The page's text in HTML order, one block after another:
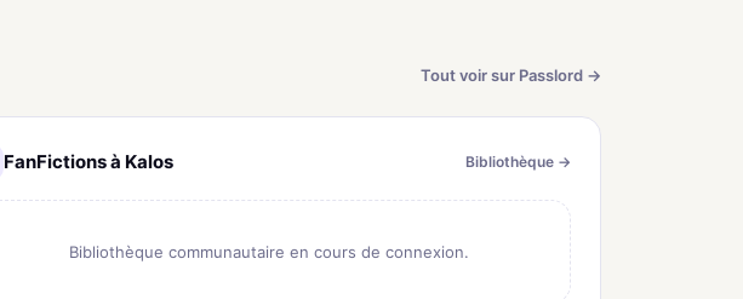
Tout voir sur Passlord →
FanFictions à Kalos Bibliothèque →
Bibliothèque communautaire en cours de connexion.